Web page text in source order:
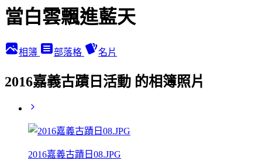
當白雲飄進藍天
相簿 部落格 名片
2016嘉義古蹟日活動 的相簿照片
2016嘉義古蹟日08.JPG